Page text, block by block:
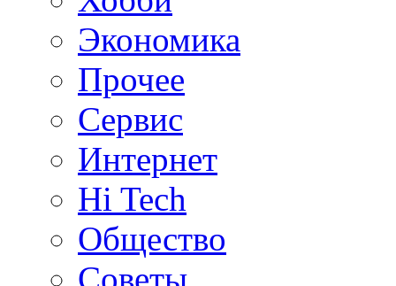
Экономика
Прочее
Сервис
Интернет
Hi Tech
Общество